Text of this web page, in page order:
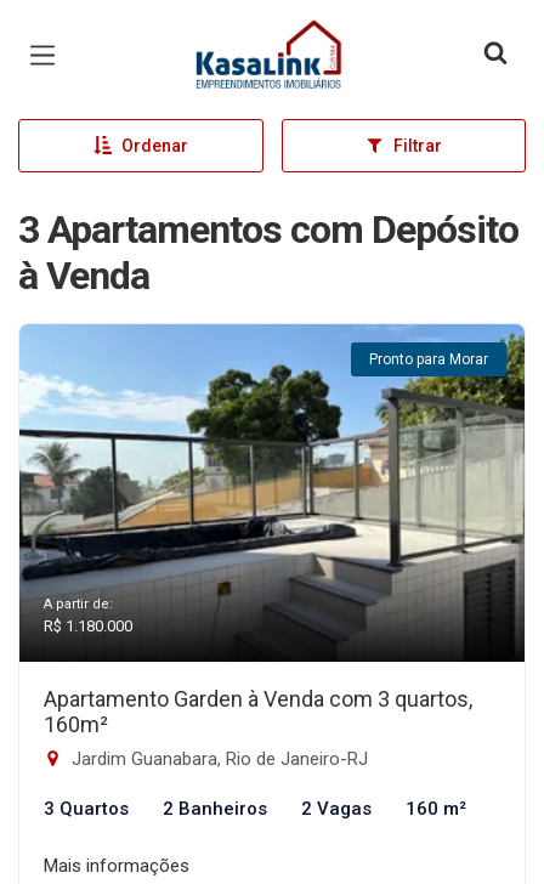
Página inicial
Ordenar Filtrar
3 Apartamentos com Depósito
à Venda
Pronto para Morar
A partir de:
R$ 1.180.000
Apartamento Garden à Venda com 3 quartos,
160m²
Jardim Guanabara, Rio de Janeiro-RJ
3 Quartos 2 Banheiros 2 Vagas 160 m²
Mais informações